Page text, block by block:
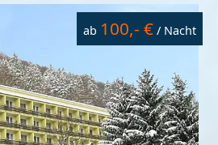
ab 100,- € / Nacht